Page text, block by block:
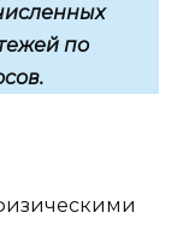
по